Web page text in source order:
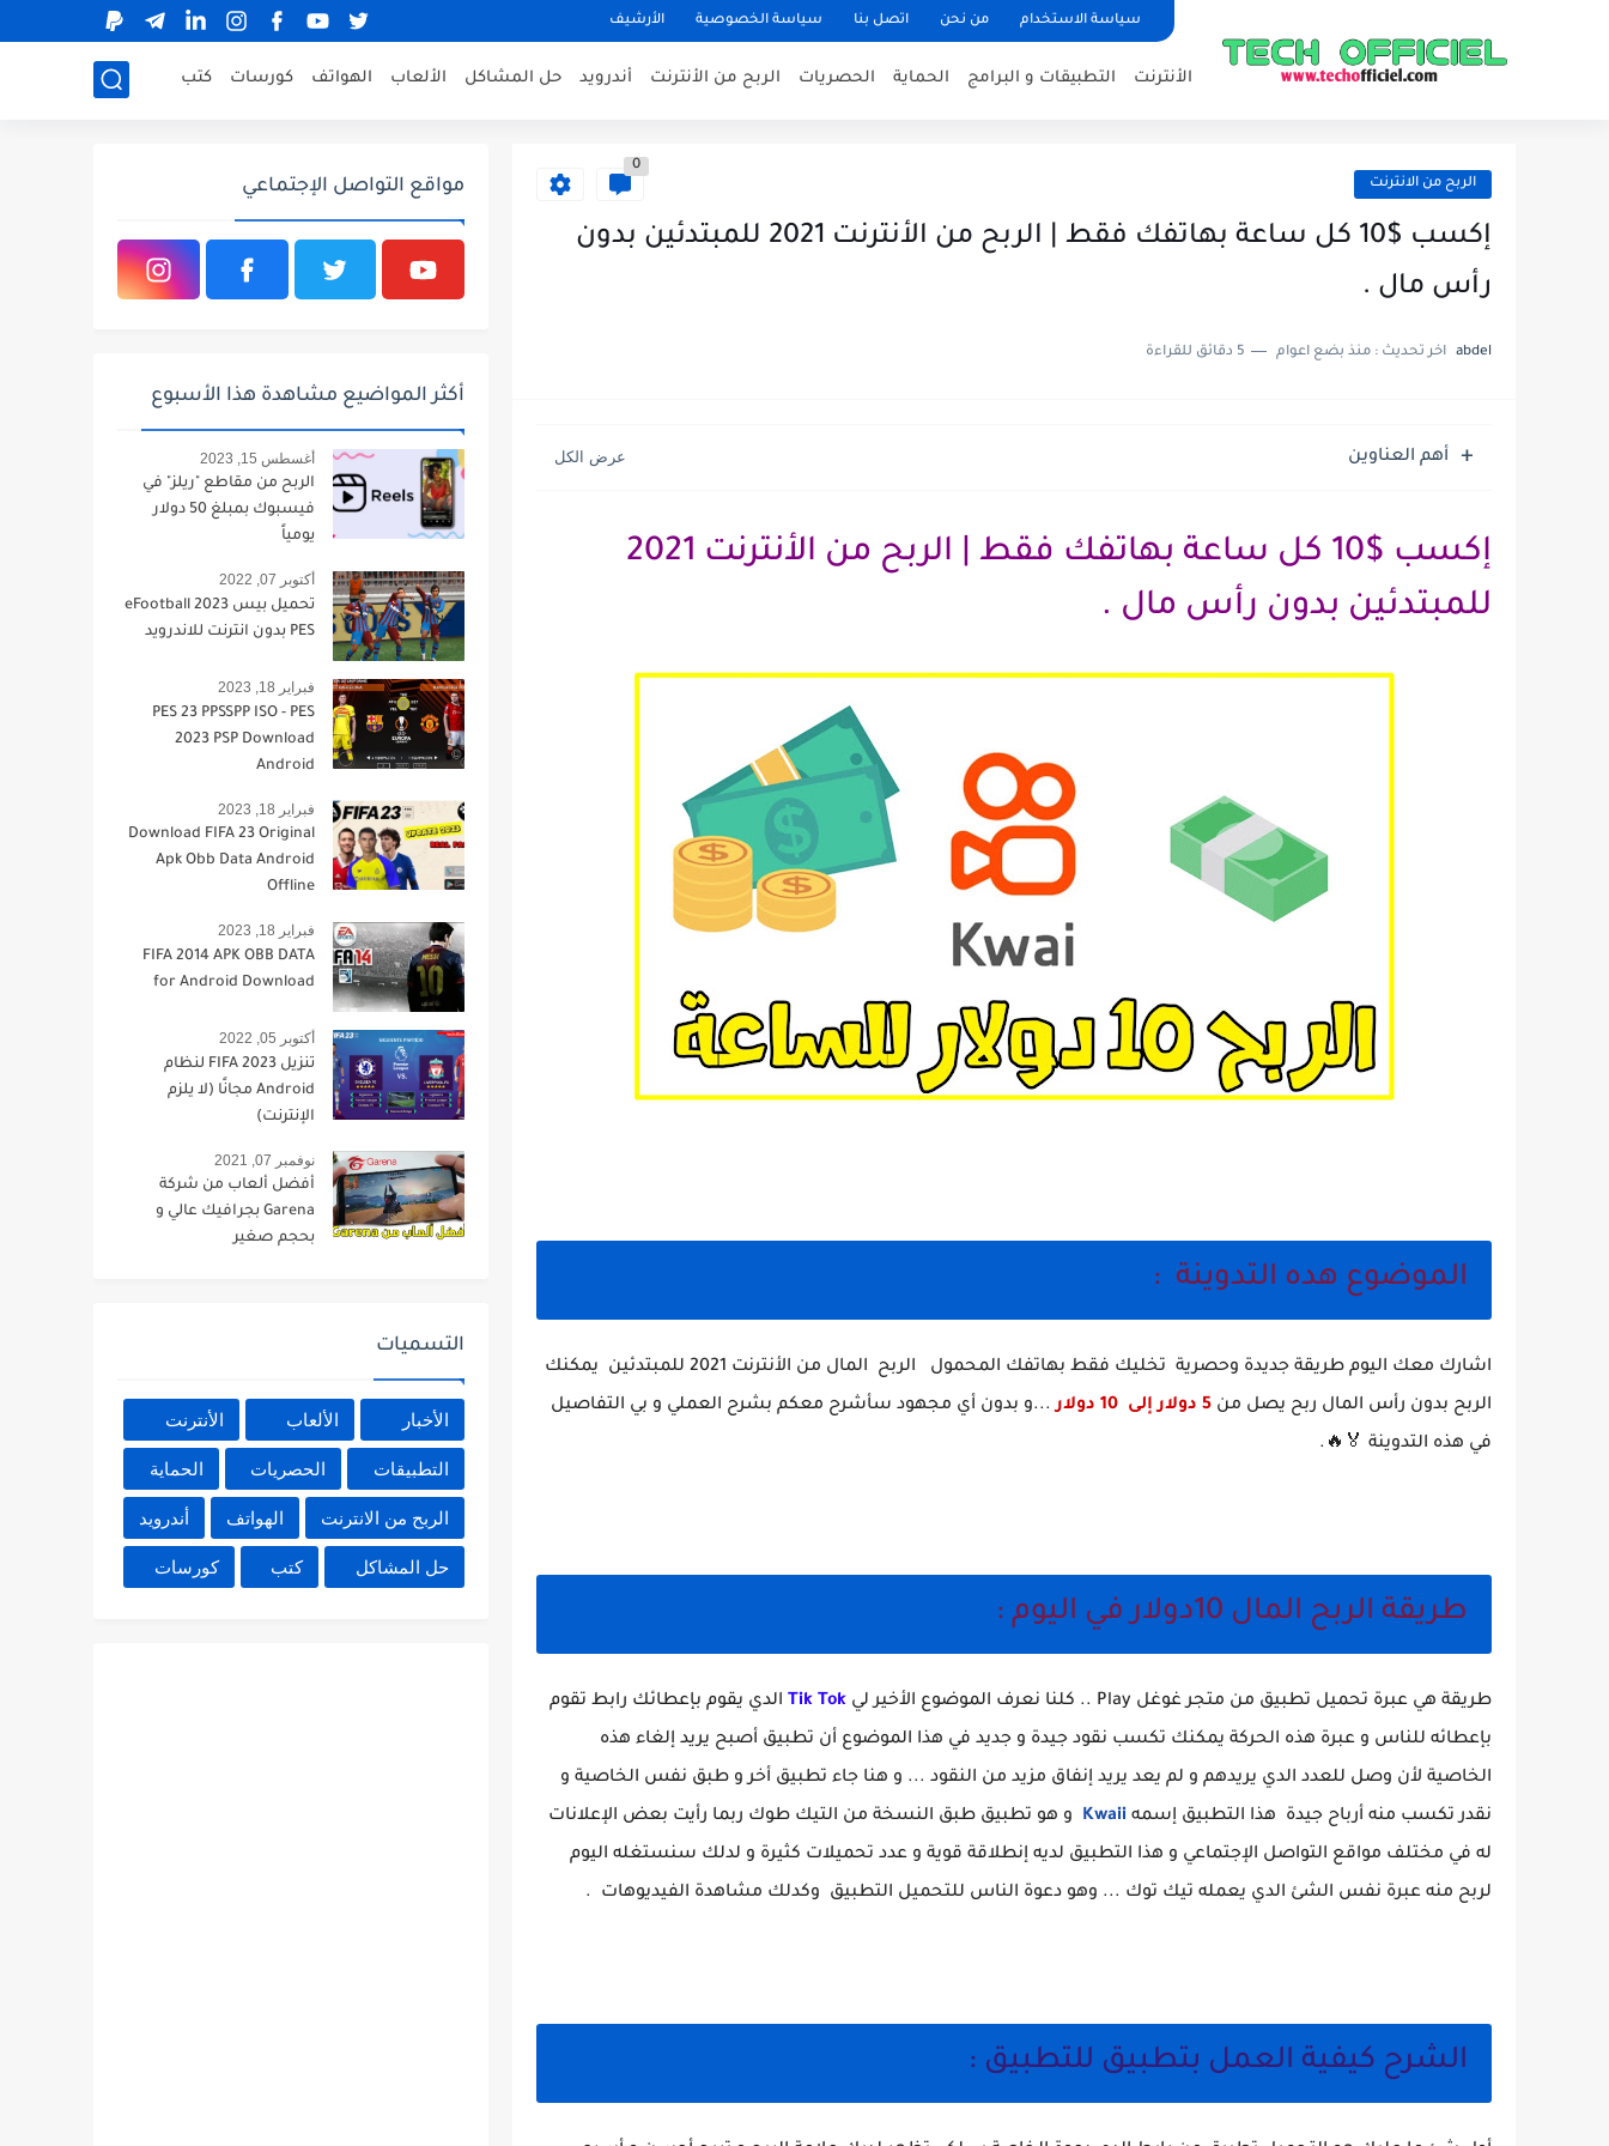
سياسة الاستخدام من نحن اتصل بنا سياسة الخصوصية الأرشيف
الأنترنت التطبيقات و البرامج الحماية الحصريات الربح من الأنترنت أندرويد حل المشاكل الألعاب الهواتف كورسات كتب
الربح من الانترنت
0
إكسب $10 كل ساعة بهاتفك فقط | الربح من الأنترنت 2021 للمبتدئين بدون
رأس مال .
abdel اخر تحديث : منذ بضع اعوام 5 دقائق للقراءة
أهم العناوين
إكسب $10 كل ساعة بهاتفك فقط | الربح من الأنترنت 2021
للمبتدئين بدون رأس مال .
الموضوع هده التدوينة :
اشارك معك اليوم طريقة جديدة وحصرية تخليك فقط بهاتفك المحمول الربح المال من الأنترنت 2021 للمبتدئين يمكنك
الربح بدون رأس المال ربح يصل من 5 دولار إلى 10 دولار
...و بدون أي مجهود سأشرح معكم بشرح العملي و بي التفاصيل
في هذه التدوينة 🏅🔥.
طريقة الربح المال 10دولار في اليوم :
طريقة هي عبرة تحميل تطبيق من متجر غوغل Play .. كلنا نعرف الموضوع الأخير لي Tik Tok الدي يقوم بإعطائك رابط تقوم
بإعطائه للناس و عبرة هذه الحركة يمكنك تكسب نقود جيدة و جديد في هذا الموضوع أن تطبيق أصبح يريد إلغاء هذه
الخاصية لأن وصل للعدد الدي يريدهم و لم يعد يريد إنفاق مزيد من النقود ... و هنا جاء تطبيق أخر و طبق نفس الخاصية و
نقدر تكسب منه أرباح جيدة هذا التطبيق إسمه Kwaii و هو تطبيق طبق النسخة من التيك طوك ربما رأيت بعض الإعلانات
له في مختلف مواقع التواصل الإجتماعي و هذا التطبيق لديه إنطلاقة قوية و عدد تحميلات كثيرة و لدلك سنستغله اليوم
لربح منه عبرة نفس الشئ الدي يعمله تيك توك ... وهو دعوة الناس للتحميل التطبيق وكدلك مشاهدة الفيديوهات .
الشرح كيفية العمل بتطبيق للتطبيق :
مواقع التواصل الإجتماعي
أكثر المواضيع مشاهدة هذا الأسبوع
أغسطس 15, 2023
الربح من مقاطع "ريلز" في
فيسبوك بمبلغ 50 دولار
يومياً
أكتوبر 07, 2022
تحميل بيس 2023 eFootball
PES بدون انترنت للاندرويد
فبراير 18, 2023
PES 23 PPSSPP ISO - PES
2023 PSP Download
Android
فبراير 18, 2023
Download FIFA 23 Original
Apk Obb Data Android
Offline
فبراير 18, 2023
FIFA 2014 APK OBB DATA
for Android Download
أكتوبر 05, 2022
تنزيل FIFA 2023 لنظام
Android مجانًا (لا يلزم
الإنترنت)
نوفمبر 07, 2021
أفضل ألعاب من شركة
Garena بجرافيك عالي و
بحجم صغير
التسميات
الأخبار الألعاب الأنترنت
التطبيقات الحصريات الحماية
الربح من الانترنت الهواتف أندرويد
حل المشاكل كتب كورسات